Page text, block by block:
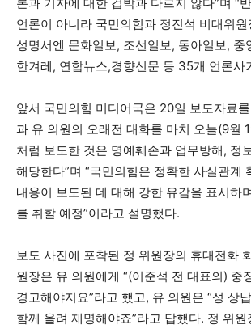
언론이 아니라 국민의힘과 정진석 비대위원
성명서엔 문화일보, 조선일보, 동아일보, 중
한겨레, 연합뉴스,경향신문 등 35개 언론사
앞서 국민의힘 미디어국은 20일 보도자료
과 유 의원의 오래전 대화를 마치 오늘(9월
처럼 보도한 것은 명예훼손과 업무방해, 정
해당한다”며 “국민의힘은 정확한 사실관계
내용이 보도된 데 대해 강한 유감을 표시하
를 취할 예정”이라고 설명했다.
보도 사진에 포착된 정 위원장의 휴대전화
원장은 유 의원에게 “(이준석 전 대표의) 중
경고해야지요”라고 했고, 유 의원은 “성 상
함께 올려 제명해야죠”라고 답했다. 정 위